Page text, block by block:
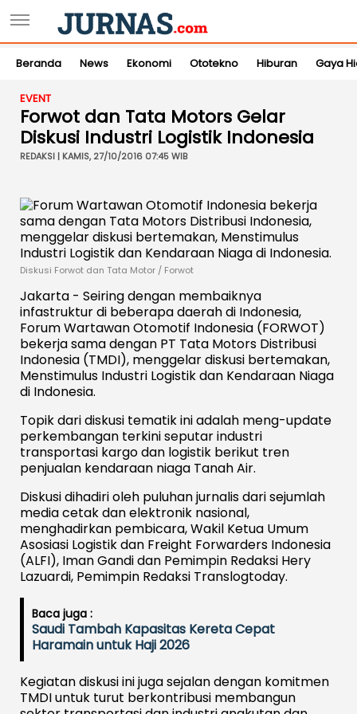
Beranda News Ekonomi Ototekno Hiburan Gaya
EVENT
Forwot dan Tata Motors Gelar
Diskusi Industri Logistik Indonesia
REDAKSI | KAMIS, 27/10/2016 07:45 WIB
Diskusi Forwot dan Tata Motor / Forwot
Jakarta - Seiring dengan membaiknya
infastruktur di beberapa daerah di Indonesia,
Forum Wartawan Otomotif Indonesia (FORWOT)
bekerja sama dengan PT Tata Motors Distribusi
Indonesia (TMDI), menggelar diskusi bertemakan,
Menstimulus Industri Logistik dan Kendaraan Niaga
di Indonesia.
Topik dari diskusi tematik ini adalah meng-update
perkembangan terkini seputar industri
transportasi kargo dan logistik berikut tren
penjualan kendaraan niaga Tanah Air.
Diskusi dihadiri oleh puluhan jurnalis dari sejumlah
media cetak dan elektronik nasional,
menghadirkan pembicara, Wakil Ketua Umum
Asosiasi Logistik dan Freight Forwarders Indonesia
(ALFI), Iman Gandi dan Pemimpin Redaksi Hery
Lazuardi, Pemimpin Redaksi Translogtoday.
Baca juga :
Saudi Tambah Kapasitas Kereta Cepat
Haramain untuk Haji 2026
Kegiatan diskusi ini juga sejalan dengan komitmen
TMDI untuk turut berkontribusi membangun